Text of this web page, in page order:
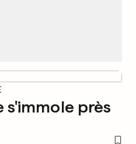
s'immole près